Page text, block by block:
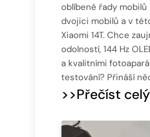
oblíbené řady mobilů
dvojici mobilů a v
Xiaomi 14T. Chce
odolností, 144 Hz
a kvalitními
testování? Přináší
>>Přečíst